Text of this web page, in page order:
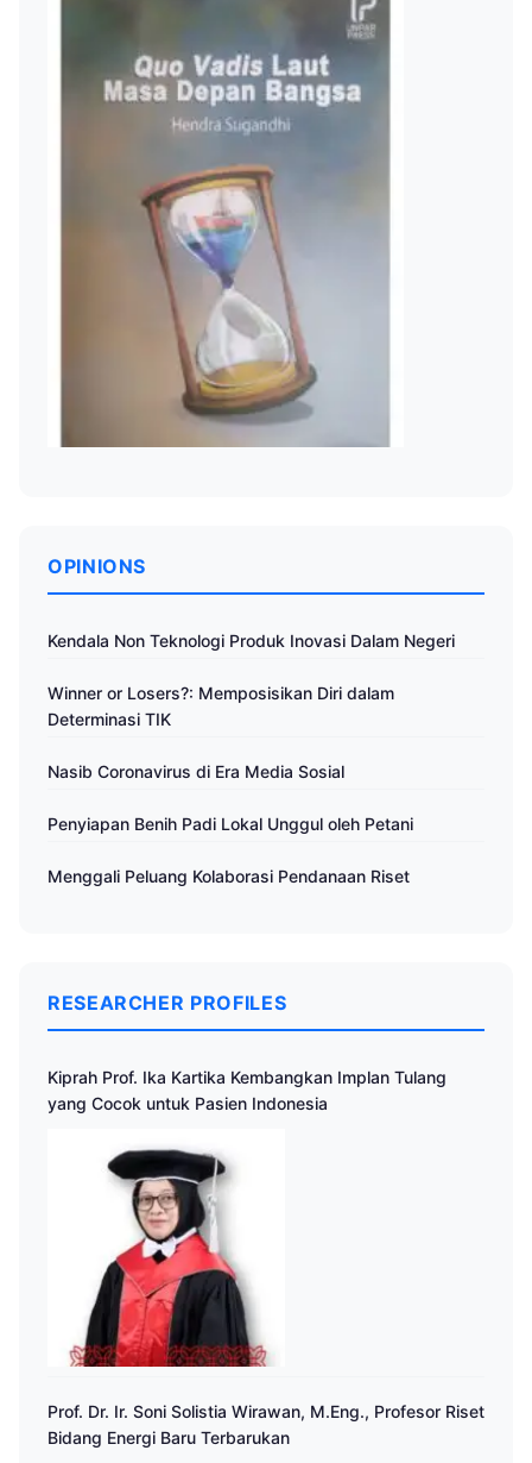
OPINIONS
Kendala Non Teknologi Produk Inovasi Dalam Negeri
Winner or Losers?: Memposisikan Diri dalam
Determinasi TIK
Nasib Coronavirus di Era Media Sosial
Penyiapan Benih Padi Lokal Unggul oleh Petani
Menggali Peluang Kolaborasi Pendanaan Riset
RESEARCHER PROFILES
Kiprah Prof. Ika Kartika Kembangkan Implan Tulang
yang Cocok untuk Pasien Indonesia
Prof. Dr. Ir. Soni Solistia Wirawan, M.Eng., Profesor Riset
Bidang Energi Baru Terbarukan